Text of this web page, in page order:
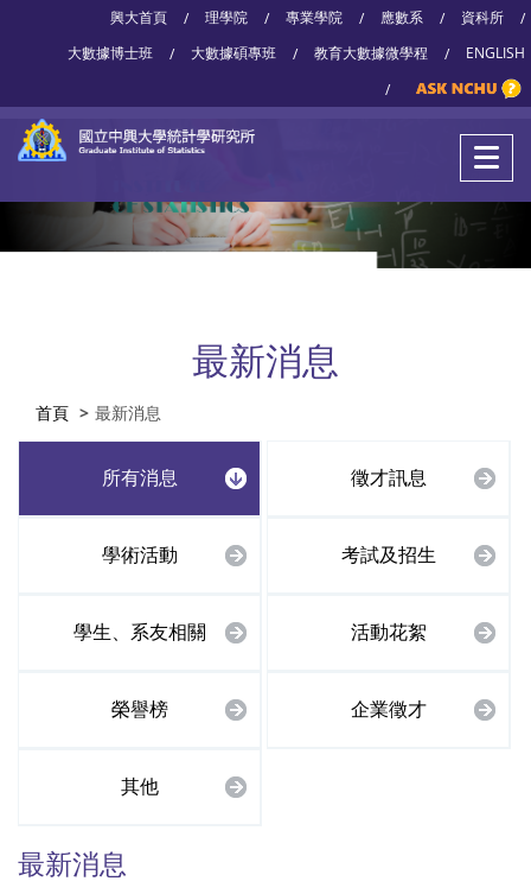
興大首頁 / 理學院 / 專業學院 / 應數系 / 資科所
/
大數據博士班
/ 大數據碩專班 / 教育大數據微學程 /
ENGLISH
/
最新消息
首頁 最新消息
所有消息 徵才訊息
學術活動 考試及招生
學生、系友相關 活動花絮
榮譽榜 企業徵才
其他
最新消息